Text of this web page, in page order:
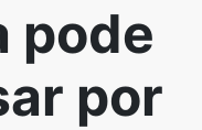
pode
por